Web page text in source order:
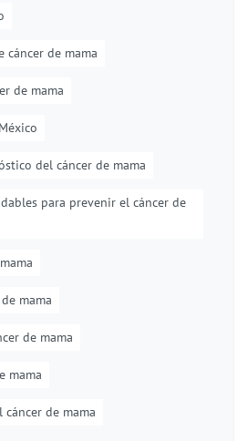
cáncer de mama
de mama
del cáncer de mama
para prevenir el cáncer de
mama
de mama
mama
de mama